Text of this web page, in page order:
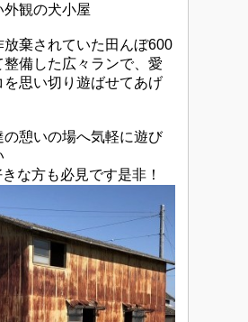
外観の犬小屋
放棄されていた田んぼ600
備した広々ランで、愛
を思い切り遊ばせてあげ
の憩いの場へ気軽に遊び
な方も必見です是非！